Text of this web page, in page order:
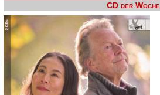
CD der Woche